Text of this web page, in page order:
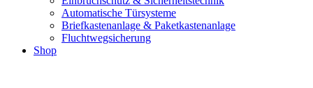
Automatische Türsysteme
Briefkastenanlage & Paketkastenanlage
Fluchtwegsicherung
Shop